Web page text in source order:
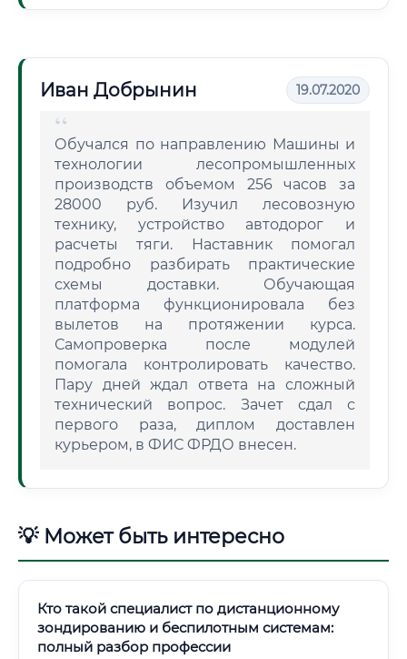
Иван Добрынин 19.07.2020
Обучался по направлению Машины и
технологии лесопромышленных
производств объемом 256 часов за
28000 руб. Изучил лесовозную
технику, устройство автодорог и
расчеты тяги. Наставник помогал
подробно разбирать практические
схемы доставки. Обучающая
платформа функционировала без
вылетов на протяжении курса.
Самопроверка после модулей
помогала контролировать качество.
Пару дней ждал ответа на сложный
технический вопрос. Зачет сдал с
первого раза, диплом доставлен
курьером, в ФИС ФРДО внесен.
💡 Может быть интересно
Кто такой специалист по дистанционному
зондированию и беспилотным системам:
полный разбор профессии